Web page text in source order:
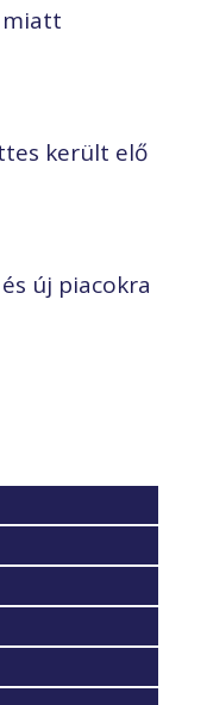
miatt
került elő
új piacokra